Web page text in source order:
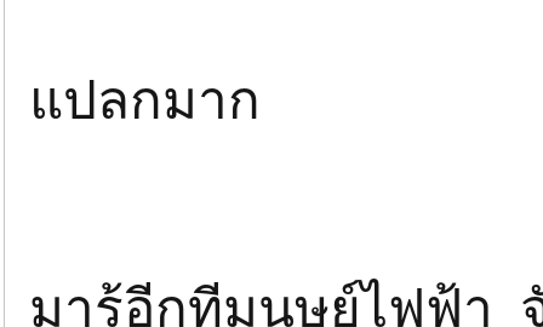
แปลกมาก
มารู้อีกทีมนุษย์ไฟฟ้า